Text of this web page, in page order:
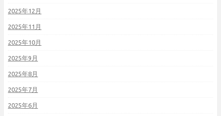
2025年12月
2025年11月
2025年10月
2025年9月
2025年8月
2025年7月
2025年6月